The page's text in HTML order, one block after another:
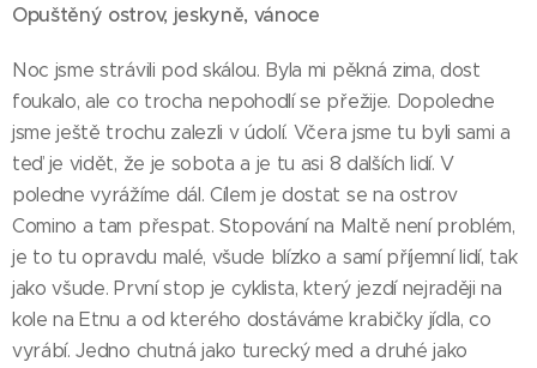
Opuštěný ostrov, jeskyně, vánoce
Noc jsme strávili pod skálou. Byla mi pěkná zima, dost
foukalo, ale co trocha nepohodlí se přežije. Dopoledne
jsme ještě trochu zalezli v údolí. Včera jsme tu byli sami a
teď je vidět, že je sobota a je tu asi 8 dalších lidí. V
poledne vyrážíme dál. Cílem je dostat se na ostrov
Comino a tam přespat. Stopování na Maltě není problém,
je to tu opravdu malé, všude blízko a samí příjemní lidí, tak
jako všude. První stop je cyklista, který jezdí nejraději na
kole na Etnu a od kterého dostáváme krabičky jídla, co
vyrábí. Jedno chutná jako turecký med a druhé jako